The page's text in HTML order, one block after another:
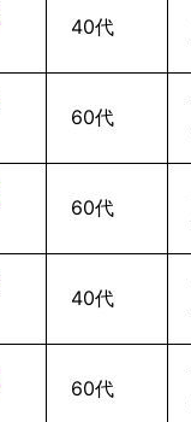
40代
60代
60代
40代
60代